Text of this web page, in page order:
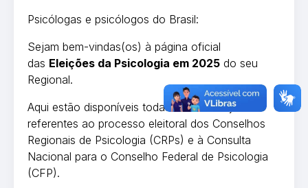
Psicólogas e psicólogos do Brasil:
Sejam bem-vindas(os) à página oficial
das Eleições da Psicologia em 2025 do seu
Regional.
Aqui estão disponíveis todas as informações
referentes ao processo eleitoral dos Conselhos
Regionais de Psicologia (CRPs) e à Consulta
Nacional para o Conselho Federal de Psicologia
(CFP).